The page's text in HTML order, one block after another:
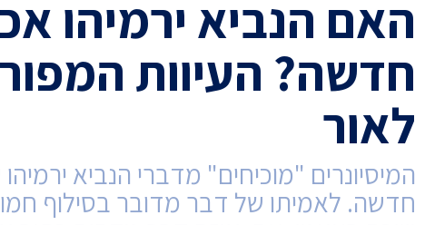
האם הנביא ירמיהו
חדשה? העיוות
לאור
המיסיונרים "מוכיחים" מדברי הנביא
חדשה. לאמיתו של דבר מדובר בסילוף